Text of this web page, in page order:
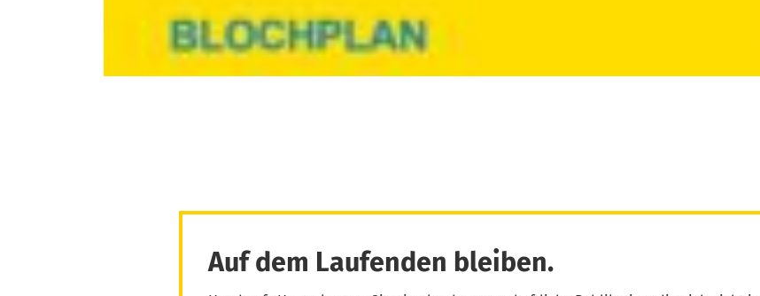
Auf dem Laufenden bleiben.